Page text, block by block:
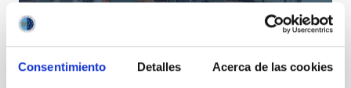
Consentimiento Detalles Acerca de las cookies
Telescopio Círculo Meridiano